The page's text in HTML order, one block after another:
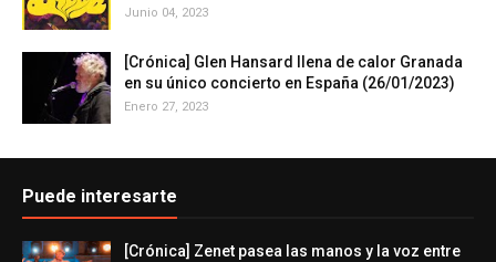
Junio 04, 2023
[Crónica] Glen Hansard llena de calor Granada
en su único concierto en España (26/01/2023)
Enero 27, 2023
Puede interesarte
[Crónica] Zenet pasea las manos y la voz entre